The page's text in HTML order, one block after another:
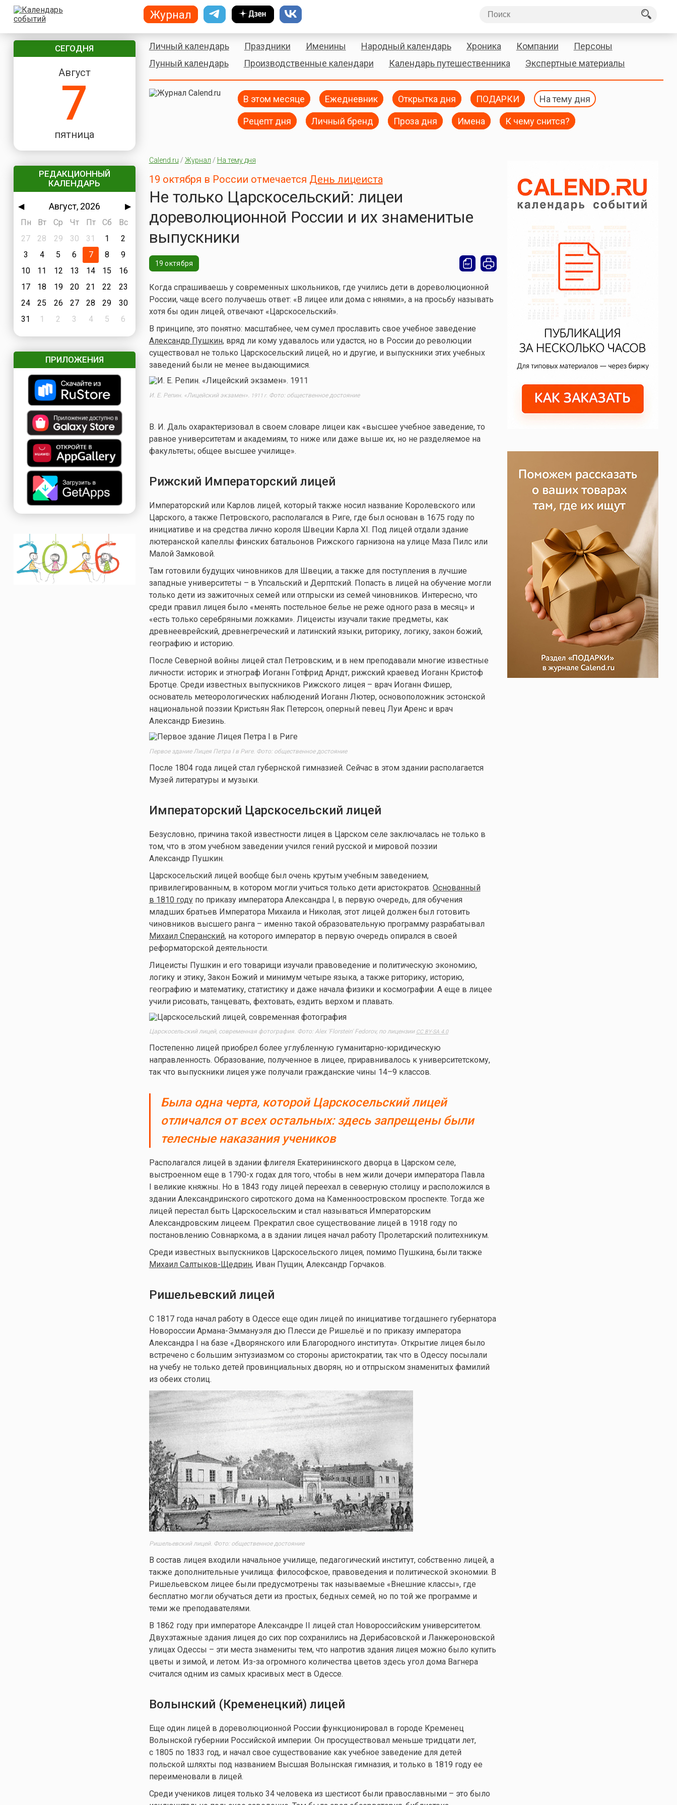
СЕГОДНЯ
Август
7
пятница
РЕДАКЦИОННЫЙ
КАЛЕНДАРЬ
◀ Август, 2026
▶
Пн
Вт Ср Чт Пт Сб
Вс
27
28 29 30 31 1
2
3
4 5 6 7 8
9
10
11 12 13 14 15
16
17
18 19 20 21 22
23
24
25 26 27 28 29
30
31
1 2 3 4 5 6
ПРИЛОЖЕНИЯ
Личный календарь Праздники Именины Народный календарь Хроника Компании
Персоны
Лунный календарь
Производственные календари Календарь путешественника Экспертные материалы
В этом месяце Ежедневник Открытка дня ПОДАРКИ На тему дня
Рецепт дня Личный бренд Проза дня Имена К чему снится?
Calend.ru / Журнал / На тему дня
19 октября в России отмечается День лицеиста
Не только Царскосельский: лицеи
дореволюционной России и их знаменитые
выпускники
19 октября
Когда спрашиваешь у современных школьников, где учились дети в дореволюционной
России, чаще всего получаешь ответ: «В лицее или дома с нянями», а на просьбу называть
хотя бы один лицей, отвечают «Царскосельский».
В принципе, это понятно: масштабнее, чем сумел прославить свое учебное заведение
Александр Пушкин, вряд ли кому удавалось или удастся, но в России до революции
существовал не только Царскосельский лицей, но и другие, и выпускники этих учебных
заведений были не менее выдающимися.
И. Е. Репин. «Лицейский экзамен». 1911 г. Фото: общественное достояние
В. И. Даль охарактеризовал в своем словаре лицеи как «высшее учебное заведение, то
равное университетам и академиям, то ниже или даже выше их, но не разделяемое на
факультеты; общее высшее училище».
Рижский Императорский лицей
Императорский или Карлов лицей, который также носил название Королевского или
Царского, а также Петровского, располагался в Риге, где был основан в 1675 году по
инициативе и на средства лично короля Швеции Карла XI. Под лицей отдали здание
лютеранской капеллы финских батальонов Рижского гарнизона на улице Маза Пилс или
Малой Замковой.
Там готовили будущих чиновников для Швеции, а также для поступления в лучшие
западные университеты – в Упсальский и Дерптский. Попасть в лицей на обучение могли
только дети из зажиточных семей или отпрыски из семей чиновников. Интересно, что
среди правил лицея было «менять постельное белье не реже одного раза в месяц» и
«есть только серебряными ложками». Лицеисты изучали такие предметы, как
древнееврейский, древнегреческий и латинский языки, риторику, логику, закон божий,
географию и историю.
После Северной войны лицей стал Петровским, и в нем преподавали многие известные
личности: историк и этнограф Иоганн Готфрид Арндт, рижский краевед Иоганн Кристоф
Бротце. Среди известных выпускников Рижского лицея – врач Иоганн Фишер,
основатель метеорологических наблюдений Иоганн Лютер, основоположник эстонской
национальной поэзии Кристьян Яак Петерсон, оперный певец Луи Аренс и врач
Александр Биезинь.
Первое здание Лицея Петра I в Риге. Фото: общественное достояние
После 1804 года лицей стал губернской гимназией. Сейчас в этом здании располагается
Музей литературы и музыки.
Императорский Царскосельский лицей
Безусловно, причина такой известности лицея в Царском селе заключалась не только в
том, что в этом учебном заведении учился гений русской и мировой поэзии
Александр Пушкин.
Царскосельский лицей вообще был очень крутым учебным заведением,
привилегированным, в котором могли учиться только дети аристократов. Основанный
в 1810 годупо приказу императора Александра I, в первую очередь, для обучения
младших братьев Императора Михаила и Николая, этот лицей должен был готовить
чиновников высшего ранга – именно такой образовательную программу разрабатывал
Михаил Сперанский, на которого император в первую очередь опирался в своей
реформаторской деятельности.
Лицеисты Пушкин и его товарищи изучали правоведение и политическую экономию,
логику и этику, Закон Божий и минимум четыре языка, а также риторику, историю,
географию и математику, статистику и даже начала физики и космографии. А еще в лицее
учили рисовать, танцевать, фехтовать, ездить верхом и плавать.
Царскосельский лицей, современная фотография. Фото: Alex 'Florstein' Fedorov, по лицензии CC BY-SA 4.0
Постепенно лицей приобрел более углубленную гуманитарно-юридическую
направленность. Образование, полученное в лицее, приравнивалось к университетскому,
так что выпускники лицея уже получали гражданские чины 14–9 классов.
Была одна черта, которой Царскосельский лицей
отличался от всех остальных: здесь запрещены были
телесные наказания учеников
Располагался лицей в здании флигеля Екатерининского дворца в Царском селе,
выстроенном еще в 1790-х годах для того, чтобы в нем жили дочери императора Павла
I великие княжны. Но в 1843 году лицей переехал в северную столицу и расположился в
здании Александринского сиротского дома на Каменноостровском проспекте. Тогда же
лицей перестал быть Царскосельским и стал называться Императорским
Александровским лицеем. Прекратил свое существование лицей в 1918 году по
постановлению Совнаркома, а в здании лицея начал работу Пролетарский политехникум.
Среди известных выпускников Царскосельского лицея, помимо Пушкина, были также
Михаил Салтыков-Щедрин, Иван Пущин, Александр Горчаков.
Ришельевский лицей
С 1817 года начал работу в Одессе еще один лицей по инициативе тогдашнего губернатора
Новороссии Армана-Эммануэля дю Плесси де Ришельё и по приказу императора
Александра I на базе «Дворянского или Благородного института». Открытие лицея было
встречено с большим энтузиазмом со стороны аристократии, так что в Одессу посылали
на учебу не только детей провинциальных дворян, но и отпрыском знаменитых фамилий
из обеих столиц.
Ришельевский лицей. Фото: общественное достояние
В состав лицея входили начальное училище, педагогический институт, собственно лицей, а
также дополнительные училища: философское, правоведения и политической экономии. В
Ришельевском лицее были предусмотрены так называемые «Внешние классы», где
бесплатно могли обучаться дети из простых, бедных семей, но по той же программе и
теми же преподавателями.
В 1862 году при императоре Александре II лицей стал Новороссийским университетом.
Двухэтажные здания лицея до сих пор сохранились на Дерибасовской и Ланжероновской
улицах Одессы – эти места знамениты тем, что напротив здания лицея можно было купить
цветы и зимой, и летом. Из-за огромного количества цветов здесь угол дома Вагнера
считался одним из самых красивых мест в Одессе.
Волынский (Кременецкий) лицей
Еще один лицей в дореволюционной России функционировал в городе Кременец
Волынской губернии Российской империи. Он просуществовал меньше тридцати лет,
с 1805 по 1833 год, и начал свое существование как учебное заведение для детей
польской шляхты под названием Высшая Волынская гимназия, и только в 1819 году ее
переименовали в лицей.
Среди учеников лицея только 34 человека из шестисот были православными – это было
Журнал